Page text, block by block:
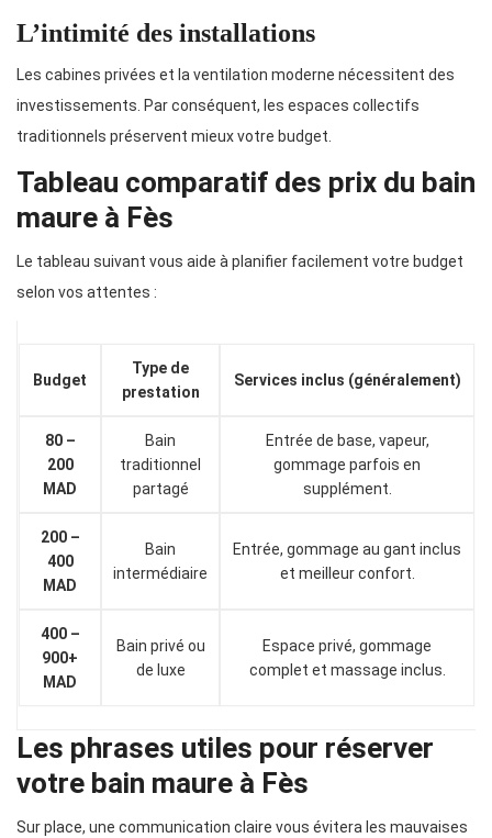
L’intimité des installations
Les cabines privées et la ventilation moderne nécessitent des
investissements. Par conséquent, les espaces collectifs
traditionnels préservent mieux votre budget.
Tableau comparatif des prix du bain
maure à Fès
Le tableau suivant vous aide à planifier facilement votre budget
selon vos attentes :
Budget
Type de
prestation
Services inclus (généralement)
80 –
200
MAD
Bain
traditionnel
partagé
Entrée de base, vapeur,
gommage parfois en
supplément.
200 –
400
MAD
Bain
intermédiaire
Entrée, gommage au gant inclus
et meilleur confort.
400 –
900+
MAD
Bain privé ou
de luxe
Espace privé, gommage
complet et massage inclus.
Les phrases utiles pour réserver
votre bain maure à Fès
Sur place, une communication claire vous évitera les mauvaises